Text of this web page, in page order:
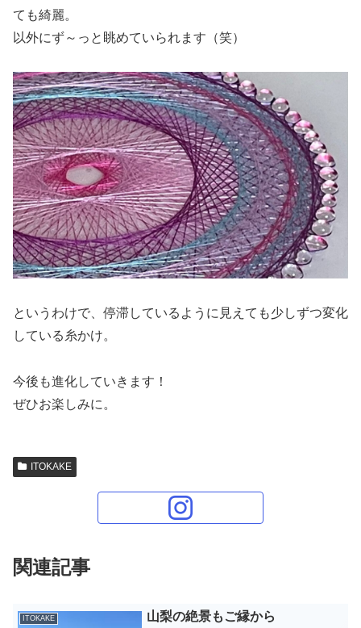
ても綺麗。
以外にず～っと眺めていられます（笑）
というわけで、停滞しているように見えても少しずつ変化
している糸かけ。
今後も進化していきます！
ぜひお楽しみに。
ITOKAKE
関連記事
ITOKAKE 山梨の絶景もご縁から